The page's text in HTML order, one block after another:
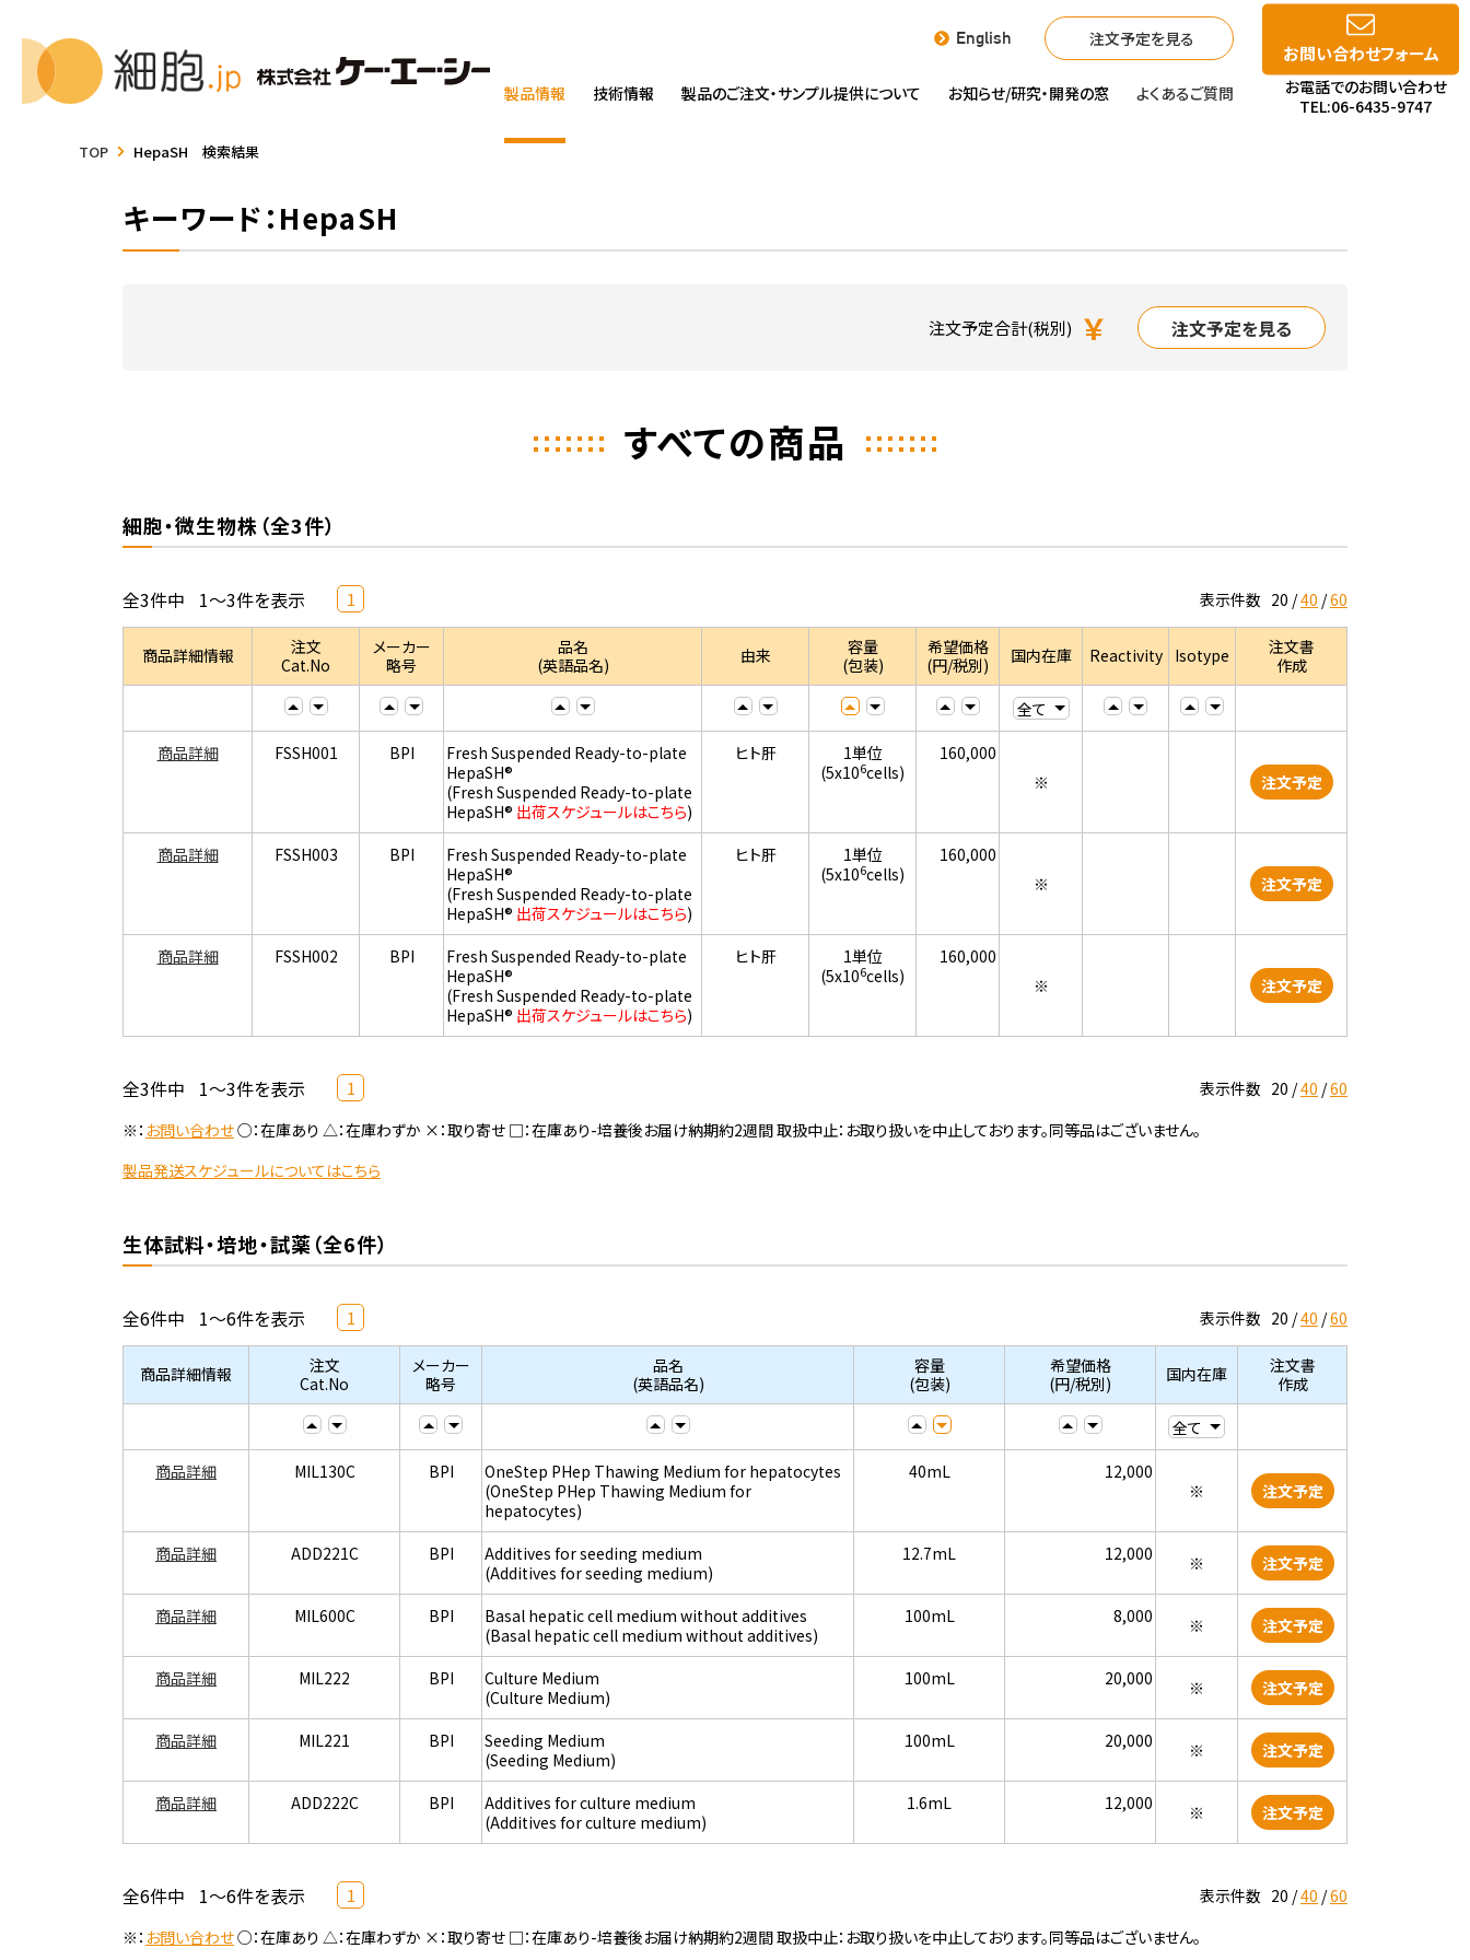
English 注文予定を見る
製品情報 技術情報 製品のご注文・サンプル提供について お知らせ/研究・開発の窓 よくあるご質問
お問い合わせフォーム
お電話でのお問い合わせ
TEL:06-6435-9747
TOP HepaSH 検索結果
キーワード：HepaSH
注文予定合計(税別) ￥ 注文予定を見る
すべての商品
細胞・微生物株（全3件）
全3件中 1～3件を表示 1 表示件数 20 40 60
商品詳細情報
注文
Cat.No
メーカー
略号
品名
(英語品名)
由来
容量
(包装)
希望価格
(円/税別)
国内在庫 Reactivity Isotype
注文書
作成
商品詳細 FSSH001 BPI
Fresh Suspended Ready-to-plate
HepaSH®
(Fresh Suspended Ready-to-plate
HepaSH® 出荷スケジュールはこちら)
ヒト肝
1単位
(5x106cells)
160,000
※
注文予定
商品詳細 FSSH003 BPI
Fresh Suspended Ready-to-plate
HepaSH®
(Fresh Suspended Ready-to-plate
HepaSH® 出荷スケジュールはこちら)
ヒト肝
1単位
(5x106cells)
160,000
※
注文予定
商品詳細 FSSH002 BPI
Fresh Suspended Ready-to-plate
HepaSH®
(Fresh Suspended Ready-to-plate
HepaSH® 出荷スケジュールはこちら)
ヒト肝
1単位
(5x106cells)
160,000
※
注文予定
全3件中 1～3件を表示 1 表示件数 20 40 60
※： お問い合わせ○：在庫あり △：在庫わずか ×：取り寄せ □：在庫あり-培養後お届け納期約2週間 取扱中止：お取り扱いを中止しております。同等品はございません。
製品発送スケジュールについてはこちら
生体試料・培地・試薬（全6件）
全6件中 1～6件を表示 1 表示件数 20 40 60
商品詳細情報
注文
Cat.No
メーカー
略号
品名
(英語品名)
容量
(包装)
希望価格
(円/税別)
国内在庫
注文書
作成
商品詳細 MIL130C BPI
OneStep PHep Thawing Medium for hepatocytes
(OneStep PHep Thawing Medium for
hepatocytes)
40mL
12,000
※
注文予定
商品詳細 ADD221C BPI
Additives for seeding medium
(Additives for seeding medium)
12.7mL 12,000 ※ 注文予定
商品詳細 MIL600C BPI
Basal hepatic cell medium without additives
(Basal hepatic cell medium without additives)
100mL 8,000 ※ 注文予定
商品詳細 MIL222 BPI
Culture Medium
(Culture Medium)
100mL 20,000 ※ 注文予定
商品詳細 MIL221 BPI
Seeding Medium
(Seeding Medium)
100mL 20,000 ※ 注文予定
商品詳細 ADD222C BPI
Additives for culture medium
(Additives for culture medium)
1.6mL 12,000 ※ 注文予定
全6件中 1～6件を表示 1 表示件数 20 40 60
※： お問い合わせ○：在庫あり △：在庫わずか ×：取り寄せ □：在庫あり-培養後お届け納期約2週間 取扱中止：お取り扱いを中止しております。同等品はございません。